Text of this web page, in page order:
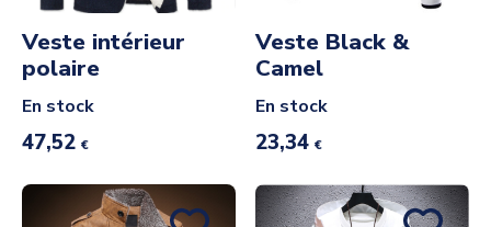
Veste intérieur
polaire
En stock
47,52 €
Veste Black &
Camel
En stock
23,34 €